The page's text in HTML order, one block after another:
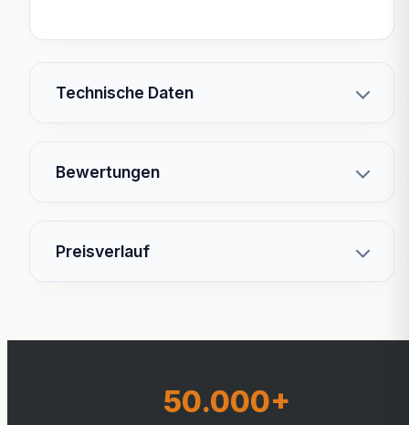
Technische Daten
Bewertungen
Preisverlauf
50.000+